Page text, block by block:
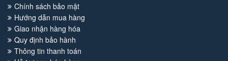
Chính sách bảo mật
Hướng dẫn mua hàng
Giao nhận hàng hóa
Quy định bảo hành
Thông tin thanh toán